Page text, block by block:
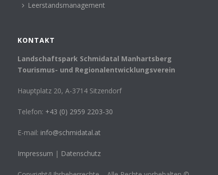
Leerstandsmanagement
KONTAKT
Landschaftspark Schmidatal Manhartsberg
Tourismus- und Regionalentwicklungsverein
Hauptplatz 20, A-3714 Sitzendorf
Telefon: +43 (0) 2959 2203-30
E-mail: info@schmidatal.at
Impressum | Datenschutz